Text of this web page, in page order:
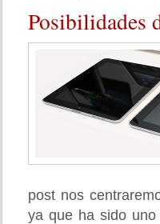
Posibilidades
post nos
ya que ha sido